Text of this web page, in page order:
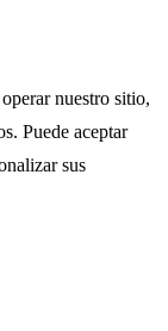
nuestro sitio,
Puede aceptar
sus